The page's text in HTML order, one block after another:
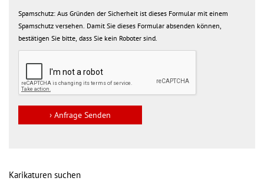
Spamschutz: Aus Gründen der Sicherheit ist dieses Formular mit einem
Spamschutz versehen. Damit Sie dieses Formular absenden können,
bestätigen Sie bitte, dass Sie kein Roboter sind.
Karikaturen suchen